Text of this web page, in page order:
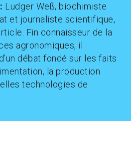
Ludger Weß, biochimiste
et journaliste scientifique,
Fin connaisseur de la
agronomiques, il
débat fondé sur les faits
la production
technologies de